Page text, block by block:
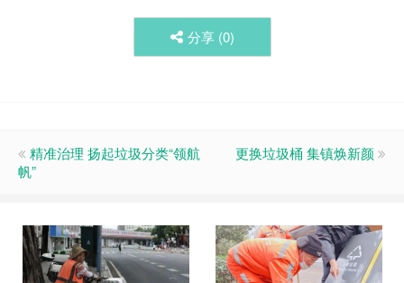
分享 (0)
精准治理 扬起垃圾分类“领航
帆”
更换垃圾桶 集镇焕新颜